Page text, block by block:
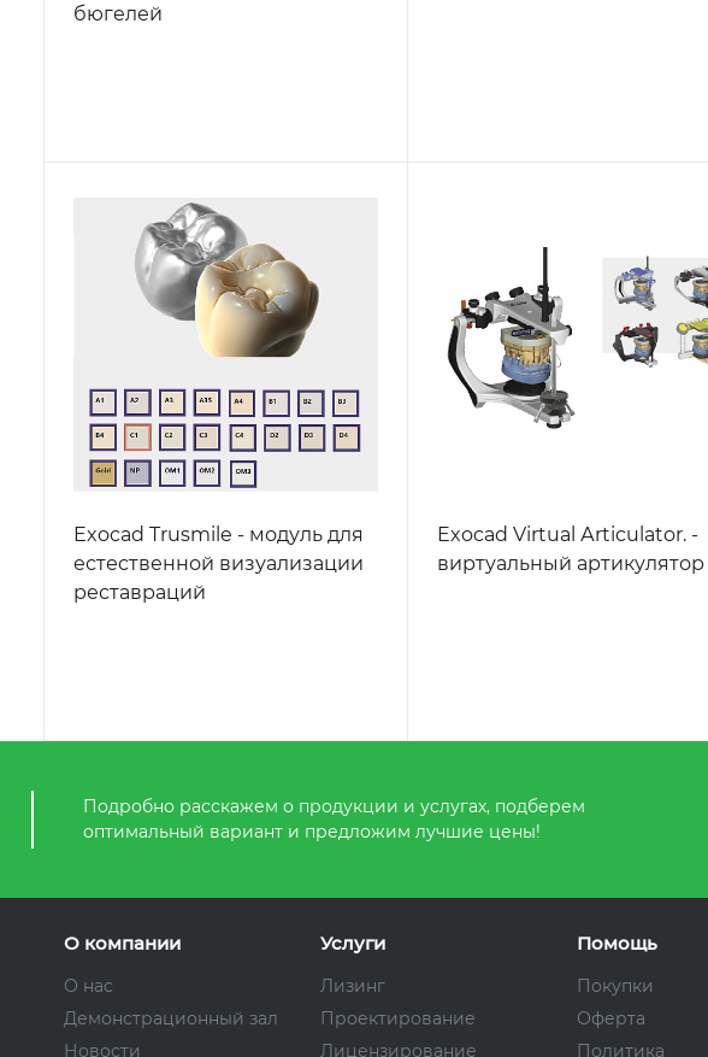
бюгелей
Exocad Trusmile - модуль для
естественной визуализации
реставраций
Exocad Virtual Аrticulator. -
виртуальный артикулятор
Подробно расскажем о продукции и услугах, подберем
оптимальный вариант и предложим лучшие цены!
О компании
О нас
Демонстрационный зал
Новости
Услуги
Лизинг
Проектирование
Лицензирование
Помощь
Покупки
Оферта
Политика